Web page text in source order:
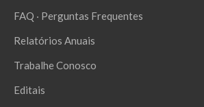
FAQ ‧ Perguntas Frequentes
Relatórios Anuais
Trabalhe Conosco
Editais